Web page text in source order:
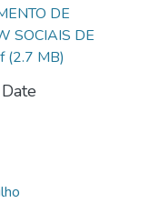
DE
SOCIAIS DE
(2.7 MB)